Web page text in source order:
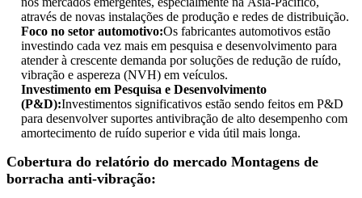
através de novas instalações de produção e redes de distribuição.
Foco no setor automotivo:Os fabricantes automotivos estão
investindo cada vez mais em pesquisa e desenvolvimento para
atender à crescente demanda por soluções de redução de ruído,
vibração e aspereza (NVH) em veículos.
Investimento em Pesquisa e Desenvolvimento
(P&D):Investimentos significativos estão sendo feitos em P&D
para desenvolver suportes antivibração de alto desempenho com
amortecimento de ruído superior e vida útil mais longa.
Cobertura do relatório do mercado Montagens de
borracha anti-vibração: